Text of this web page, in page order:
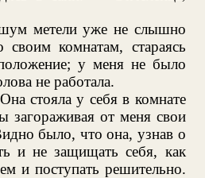
шум метели уже не слышно
комнатам, стараясь
у меня не было
не работала.
стояла у себя в комнате
загораживая от меня свои
было, что она, узнав о
и не защищать себя, как
и поступать решительно.